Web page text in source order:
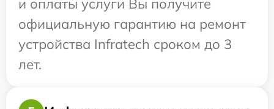
и оплаты услуги Вы получите
официальную гарантию на ремонт
устройства Infratech сроком до 3
лет.